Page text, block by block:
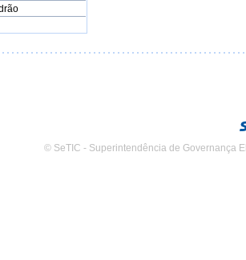
© SeTIC - Superintendência de Governança